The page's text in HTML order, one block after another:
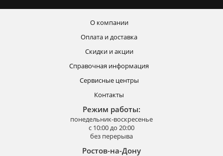
О компании
Оплата и доставка
Скидки и акции
Справочная информация
Сервисные центры
Контакты
Режим работы:
понедельник-воскресенье
с 10:00 до 20:00
без перерыва
Ростов-на-Дону